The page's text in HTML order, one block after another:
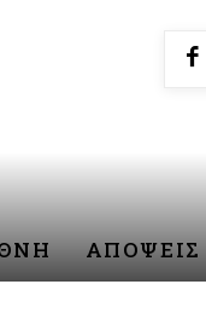
ΑΠΟΨΕΙΣ